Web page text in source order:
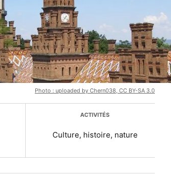
Photo : uploaded by Chern038, CC BY-SA 3.0
ACTIVITÉS
Culture, histoire, nature